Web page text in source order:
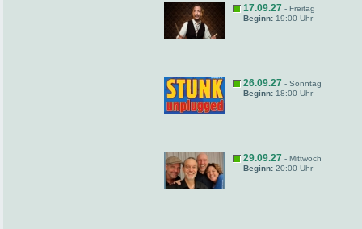
17.09.27 - Freitag
Beginn: 19:00 Uhr
26.09.27 - Sonntag
Beginn: 18:00 Uhr
29.09.27 - Mittwoch
Beginn: 20:00 Uhr